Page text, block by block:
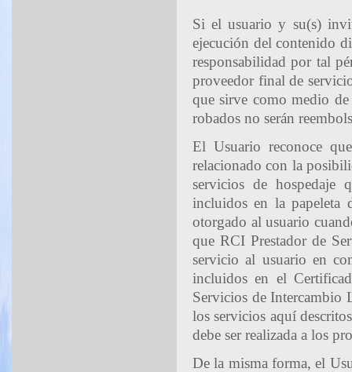
Si el usuario y su(s)
ejecución del contenido
responsabilidad por tal
proveedor final de
que sirve como medio
robados no serán
El Usuario reconoce
relacionado con la
servicios de hospedaje
incluidos en la papeleta
otorgado al usuario
que RCI Prestador de
servicio al usuario en
incluidos en el
Servicios de Intercambio
los servicios aquí
debe ser realizada a los
De la misma forma, el